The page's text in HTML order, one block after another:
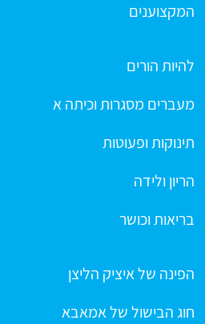
המקצוענים
להיות הורים
מעברים מסגרות וכיתה א
תינוקות ופעוטות
הריון ולידה
בריאות וכושר
הפינה של איציק הליצן
חוג הבישול של אמאבא